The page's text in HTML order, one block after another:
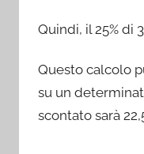
Quindi, il 25% di
Questo calcolo
su un
scontato sarà